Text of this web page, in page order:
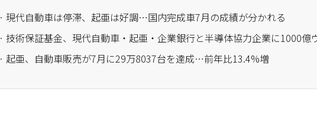
· 現代自動車は停滞、起亜は好調…国内完成車7月の成績が分かれる
· 起亜、自動車販売が7月に29万8037台を達成…前年比13.4%増